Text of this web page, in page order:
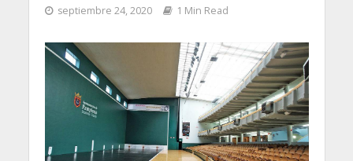
septiembre 24, 2020 1 Min Read